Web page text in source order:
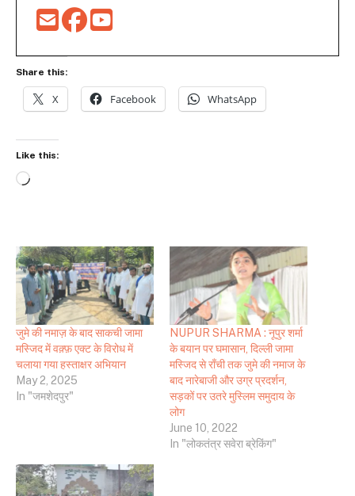
Share this:
X Facebook WhatsApp
Like this:
Loading…
जुमे की नमाज़ के बाद साकची जामा
मस्जिद में वक़्फ़ एक्ट के विरोध में
चलाया गया हस्ताक्षर अभियान
May 2, 2025
In "जमशेदपुर"
NUPUR SHARMA : नूपुर शर्मा
के बयान पर घमासान, दिल्ली जामा
मस्जिद से राँची तक जुमे की नमाज के
बाद नारेबाजी और उग्र प्रदर्शन,
सड़कों पर उतरे मुस्लिम समुदाय के
लोग
June 10, 2022
In "लोकतंत्र सवेरा ब्रेकिंग"